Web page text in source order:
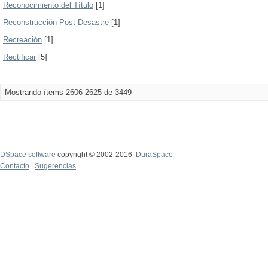
Reconocimiento del Título [1]
Reconstrucción Post-Desastre [1]
Recreación [1]
Rectificar [5]
Mostrando ítems 2606-2625 de 3449
DSpace software copyright © 2002-2016
DuraSpace
Contacto
Sugerencias